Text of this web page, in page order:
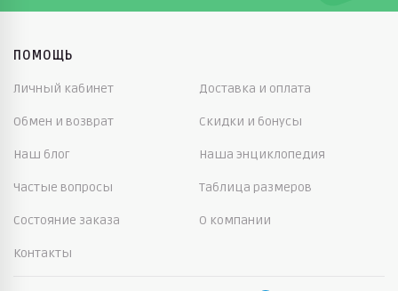
ПОМОЩЬ
Личный кабинет Доставка и оплата
Обмен и возврат Скидки и бонусы
Наш блог Наша энциклопедия
Частые вопросы Таблица размеров
Состояние заказа О компании
Контакты